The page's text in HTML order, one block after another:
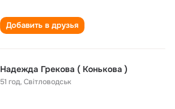
Добавить в друзья
Надежда Грекова ( Конькова )
51 год,Cвітловодськ